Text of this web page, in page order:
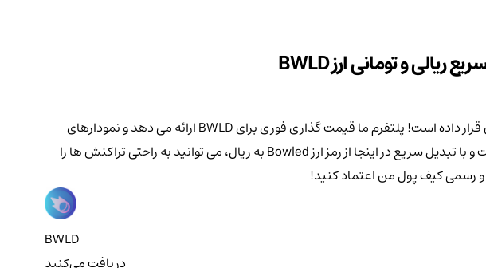
به دنبال یک پلتفرم قابل اعتماد برای خرید یا فروش ارز دیجیتال Bowled هستید؟ کیف پول من شما را تحت پوشش قرار داده است! پلتفرم ما قیمت گذاری فوری برای BWLD ارائه می دهد و نمودارهای
دقیقی را به همراه شاخص های قابل تنظیم ارائه می دهد. پلتفرم ما برای معامله گران در تمام سطوح تجربه عالی است و با تبدیل سریع در اینجا از رمز ارز Bowled به ریال، می توانید به راحتی تراکنش ها را
و رسمی کیف پول من اعتماد کنید!
BWLD
دریافت می‌کنید